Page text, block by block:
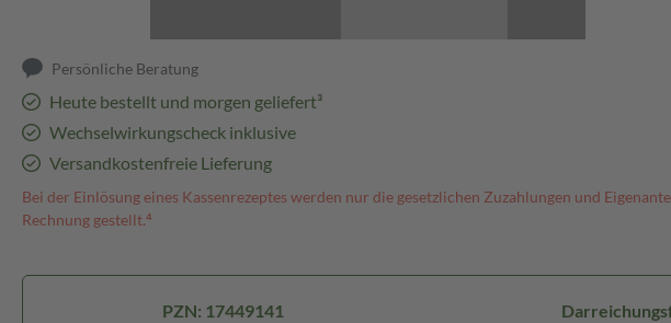
Persönliche Beratung
Heute bestellt und morgen geliefert³
Wechselwirkungscheck inklusive
Versandkostenfreie Lieferung
Bei der Einlösung eines Kassenrezeptes werden nur die gesetzlichen Zuzahlungen und
Rechnung gestellt.⁴
PZN: 17449141